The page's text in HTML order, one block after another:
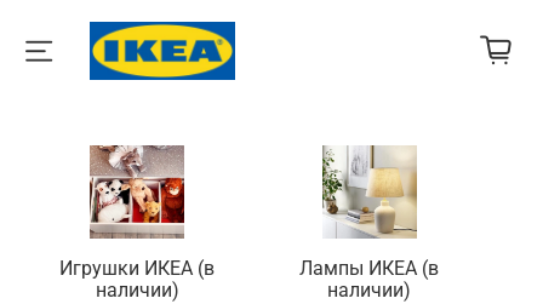
Игрушки ИКЕА (в
наличии)
Лампы ИКЕА (в
наличии)